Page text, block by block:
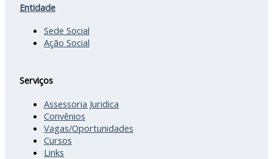
Entidade
Sede Social
Ação Social
Serviços
Assessoria Juridica
Convênios
Vagas/Oportunidades
Cursos
Links